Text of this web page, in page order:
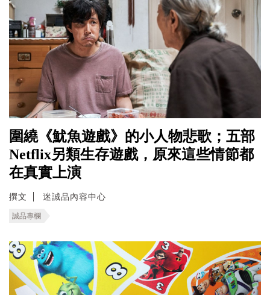
圍繞《魷魚遊戲》的小人物悲歌；五部
Netflix另類生存遊戲，原來這些情節都
在真實上演
撰文 迷誠品內容中心
誠品專欄